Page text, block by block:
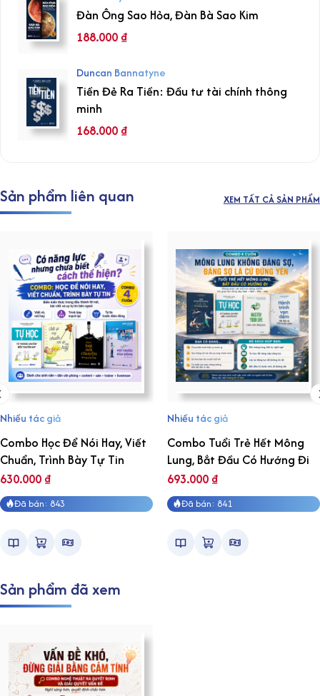
Đàn Ông Sao Hỏa, Đàn Bà Sao Kim
188.000₫
Duncan Bannatyne
Tiền Đẻ Ra Tiền: Đầu tư tài chính thông
minh
168.000₫
Sản phẩm liên quan XEM TẤT CẢ SẢN PHẨM
Nhiều tác giả
Combo Học Để Nói Hay, Viết
Chuẩn, Trình Bày Tự Tin
630.000₫
Đã bán: 843
Nhiều tác giả
Combo Tuổi Trẻ Hết Mông
Lung, Bắt Đầu Có Hướng Đi
693.000₫
Đã bán: 841
Sản phẩm đã xem